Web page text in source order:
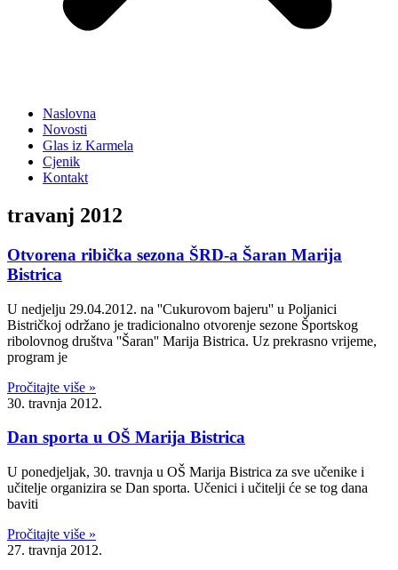
Naslovna
Novosti
Glas iz Karmela
Cjenik
Kontakt
travanj 2012
Otvorena ribička sezona ŠRD-a Šaran Marija
Bistrica
U nedjelju 29.04.2012. na ''Cukurovom bajeru'' u Poljanici
Bistričkoj održano je tradicionalno otvorenje sezone Športskog
ribolovnog društva ''Šaran'' Marija Bistrica. Uz prekrasno vrijeme,
program je
Pročitajte više »
30. travnja 2012.
Dan sporta u OŠ Marija Bistrica
U ponedjeljak, 30. travnja u OŠ Marija Bistrica za sve učenike i
učitelje organizira se Dan sporta. Učenici i učitelji će se tog dana
baviti
Pročitajte više »
27. travnja 2012.